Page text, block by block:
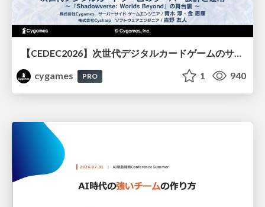
【CEDEC2026】次世代デジタルカードゲームのサーバー設計と運用 〜『Shadowverse: Worlds Beyond』の舞台裏～
cygames
PRO 1 940